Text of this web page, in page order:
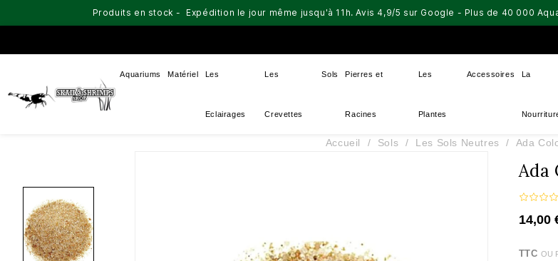
Produits en stock - Expédition le jour même jusqu'à 11h. Avis 4,9/5 sur Google - Plus de 40 000
Aquariums Matériel Les
Eclairages
Les
Crevettes
Sols Pierres et
Racines
Les
Plantes
Accessoires La
Accueil Sols Les Sols Neutres Ada
Ada
14,00
TTCOU